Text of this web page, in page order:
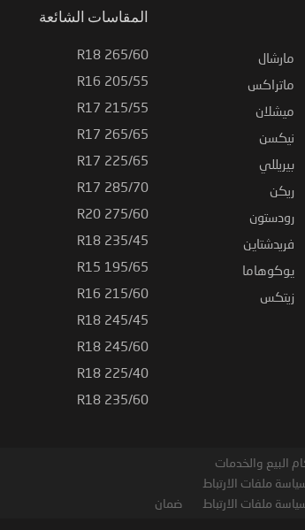
مارشال
ماتراكس
ميشلان
نيكسن
بيريللي
ريكن
رودستون
فريدشتاين
يوكوهاما
زيتكس
المقاسات الشائعة
265/60 R18
205/55 R16
215/55 R17
265/65 R17
225/65 R17
285/70 R17
275/60 R20
235/45 R18
195/65 R15
215/60 R16
245/45 R18
245/60 R18
225/40 R18
235/60 R18
البيع والخدمات
ملفات الارتباط
ملفات الارتباط ضمان